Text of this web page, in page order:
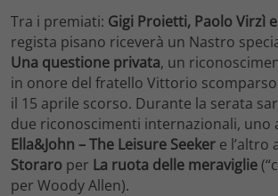
Tra i premiati: Gigi Proietti, Paolo Virzì
regista pisano riceverà un Nastro
Una questione privata, un
in onore del fratello Vittorio scomparso
il 15 aprile scorso. Durante la serata
due riconoscimenti internazionali, uno
Ella&John – The Leisure Seeker e l’altro
Storaro per La ruota delle meraviglie
per Woody Allen).